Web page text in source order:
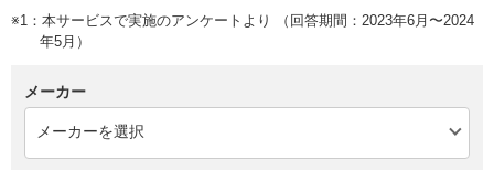
※1：本サービスで実施のアンケートより （回答期間：2023年6月〜2024
年5月）
メーカー